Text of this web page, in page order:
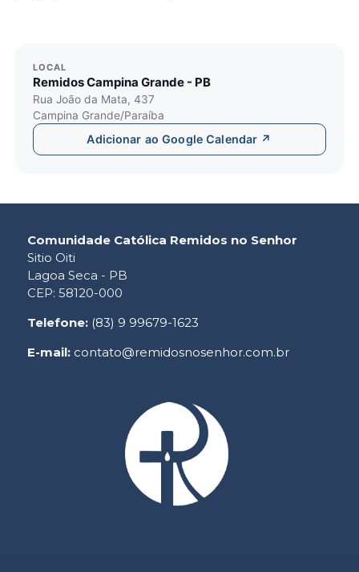
LOCAL
Remidos Campina Grande - PB
Rua João da Mata, 437
Campina Grande/Paraíba
Adicionar ao Google Calendar ↗
Comunidade Católica Remidos no Senhor
Sitio Oiti
Lagoa Seca - PB
CEP: 58120-000
Telefone: (83) 9 99679-1623
E-mail: contato@remidosnosenhor.com.br